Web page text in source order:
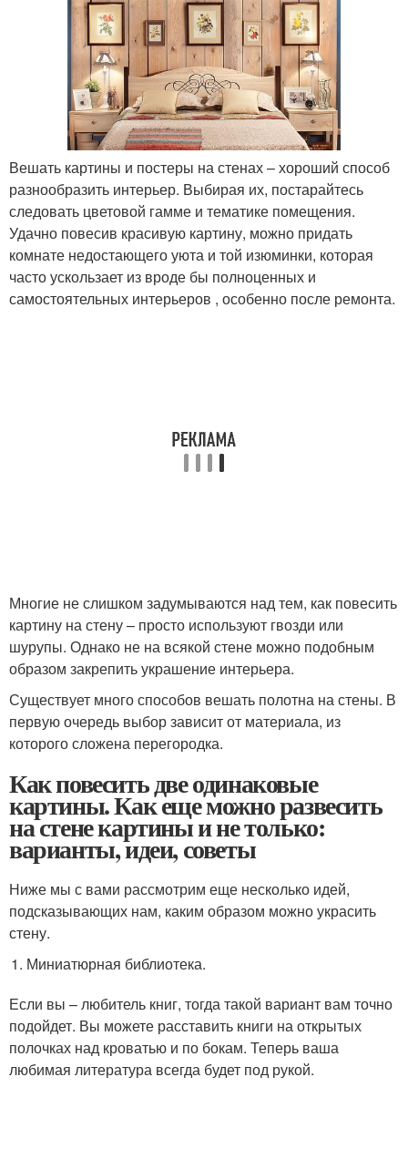
Вешать картины и постеры на стенах – хороший способ
разнообразить интерьер. Выбирая их, постарайтесь
следовать цветовой гамме и тематике помещения.
Удачно повесив красивую картину, можно придать
комнате недостающего уюта и той изюминки, которая
часто ускользает из вроде бы полноценных и
самостоятельных интерьеров , особенно после ремонта.
Многие не слишком задумываются над тем, как повесить
картину на стену – просто используют гвозди или
шурупы. Однако не на всякой стене можно подобным
образом закрепить украшение интерьера.
Существует много способов вешать полотна на стены. В
первую очередь выбор зависит от материала, из
которого сложена перегородка.
Как повесить две одинаковые
картины. Как еще можно развесить
на стене картины и не только:
варианты, идеи, советы
Ниже мы с вами рассмотрим еще несколько идей,
подсказывающих нам, каким образом можно украсить
стену.
Миниатюрная библиотека.
Если вы – любитель книг, тогда такой вариант вам точно
подойдет. Вы можете расставить книги на открытых
полочках над кроватью и по бокам. Теперь ваша
любимая литература всегда будет под рукой.